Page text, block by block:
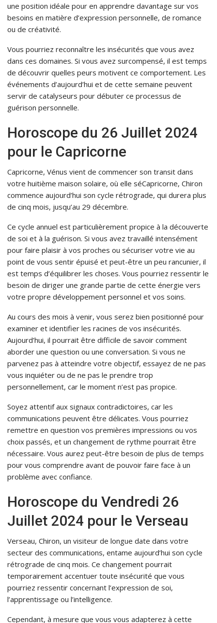
une position idéale pour en apprendre davantage sur vos
besoins en matière d’expression personnelle, de romance
ou de créativité.
Vous pourriez reconnaître les insécurités que vous avez
dans ces domaines. Si vous avez surcompensé, il est temps
de découvrir quelles peurs motivent ce comportement. Les
événements d’aujourd’hui et de cette semaine peuvent
servir de catalyseurs pour débuter ce processus de
guérison personnelle.
Horoscope du 26 Juillet 2024
pour le Capricorne
Capricorne, Vénus vient de commencer son transit dans
votre huitième maison solaire, où elle séCapricorne, Chiron
commence aujourd’hui son cycle rétrograde, qui durera plus
de cinq mois, jusqu’au 29 décembre.
Ce cycle annuel est particulièrement propice à la découverte
de soi et à la guérison. Si vous avez travaillé intensément
pour faire plaisir à vos proches ou sécuriser votre vie au
point de vous sentir épuisé et peut-être un peu rancunier, il
est temps d’équilibrer les choses. Vous pourriez ressentir le
besoin de diriger une grande partie de cette énergie vers
votre propre développement personnel et vos soins.
Au cours des mois à venir, vous serez bien positionné pour
examiner et identifier les racines de vos insécurités.
Aujourd’hui, il pourrait être difficile de savoir comment
aborder une question ou une conversation. Si vous ne
parvenez pas à atteindre votre objectif, essayez de ne pas
vous inquiéter ou de ne pas le prendre trop
personnellement, car le moment n’est pas propice.
Soyez attentif aux signaux contradictoires, car les
communications peuvent être délicates. Vous pourriez
remettre en question vos premières impressions ou vos
choix passés, et un changement de rythme pourrait être
nécessaire. Vous aurez peut-être besoin de plus de temps
pour vous comprendre avant de pouvoir faire face à un
problème avec confiance.
Horoscope du Vendredi 26
Juillet 2024 pour le Verseau
Verseau, Chiron, un visiteur de longue date dans votre
secteur des communications, entame aujourd’hui son cycle
rétrograde de cinq mois. Ce changement pourrait
temporairement accentuer toute insécurité que vous
pourriez ressentir concernant l’expression de soi,
l’apprentissage ou l’intelligence.
Cependant, à mesure que vous vous adapterez à cette